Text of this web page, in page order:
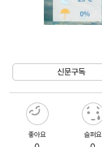
신문구독
좋아요 슬퍼요